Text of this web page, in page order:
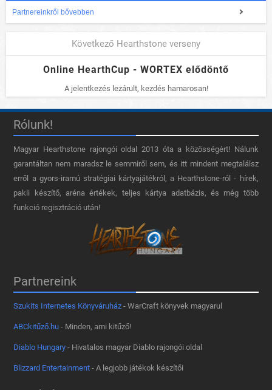
Partnereinkről bővebben
Következő Hearthstone verseny
Online HearthCup - WORTEX elődöntő
A jelentkezés lezárult, kezdés hamarosan!
Rólunk!
Magyar Hearthstone​ rajongói oldal 2013 óta a közösségért! Nálunk
garantáltan nem maradsz le semmiről sem, és itt mindent megtalálsz
erről a gyors-iramú stratégiai kártyajátékról, a Hearthstone-ról - hírek,
pakli készítő, aréna értékek, teljes kártya adatbázis, és még több
funkció regisztráció után!
Partnereink
Szukits Internetes Könyváruház - WarCraft könyvek magyarul
ABCkitűző.hu - Minden, ami kitűző!
Diablo Hungary - Hivatalos magyar Diablo rajongói oldal
Blizzard Entertainment - A legjobb játékok készítői